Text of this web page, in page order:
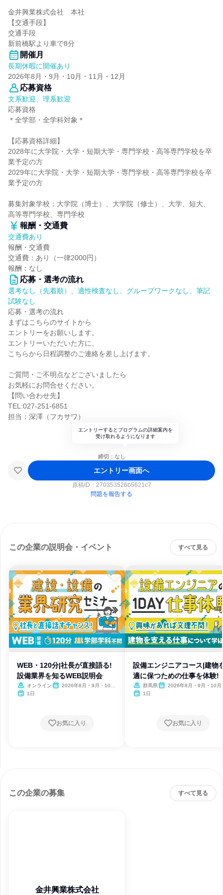
金井興業株式会社 本社
【交通手段】
交通手段
新前橋駅より車で8分
開催月
長期休暇に開催あり
2026年8月・9月・10月・11月・12月
応募資格
文系歓迎、理系歓迎
応募資格
＊全学部・全学科対象＊
【応募資格詳細】
2028年に大学院・大学・短期大学・専門学校・高等専門学校を卒
業予定の方
2029年に大学院・大学・短期大学・専門学校・高等専門学校を卒
業予定の方
募集対象学校：大学院（博士）、大学院（修士）、大学、短大、
高等専門学校、専門学校
報酬・交通費
交通費あり
報酬・交通費
交通費：あり（一律2000円）
報酬：なし
応募・選考の流れ
選考なし（先着順）、適性検査なし、グループワークなし、筆記
試験なし
応募・選考の流れ
まずはこちらのサイトから
エントリーをお願いします。
エントリーいただいた方に、
こちらから日程調整のご連絡を差し上げます。
ご質問・ご不明点などございましたら
お気軽にお問合せください。
【問い合わせ先】
TEL:027-251-6851
担当：深澤（フカサワ）
エントリーするとプログラムの詳細案内を
受け取れるようになります
締切：なし
エントリー画面へ
原稿ID： 270353526b5621c7
問題を報告する
この企業の説明会・イベント すべて見る
WEB・120分|社長が直接語る!
設備業界を知るWEB説明会
オンライン
2026年8月・9月・10
1日
お気に入り
設備エンジニアコース|建物
適に保つための仕事を体験!
群馬県
2026年8月・9月・10月
1日
お気に入り
この企業の募集 すべて見る
金井興業株式会社